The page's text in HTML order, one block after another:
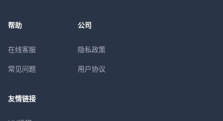
帮助
在线客服
常见问题
公司
隐私政策
用户协议
友情链接